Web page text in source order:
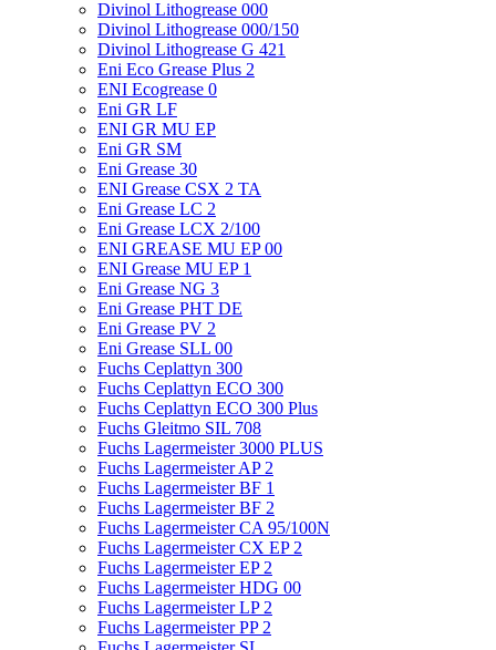
Divinol Lithogrease 000
Divinol Lithogrease 000/150
Divinol Lithogrease G 421
Eni Eco Grease Plus 2
ENI Ecogrease 0
Eni GR LF
ENI GR MU EP
Eni GR SM
Eni Grease 30
ENI Grease CSX 2 TA
Eni Grease LC 2
Eni Grease LCX 2/100
ENI GREASE MU EP 00
ENI Grease MU EP 1
Eni Grease NG 3
Eni Grease PHT DE
Eni Grease PV 2
Eni Grease SLL 00
Fuchs Ceplattyn 300
Fuchs Ceplattyn ECO 300
Fuchs Ceplattyn ECO 300 Plus
Fuchs Gleitmo SIL 708
Fuchs Lagermeister 3000 PLUS
Fuchs Lagermeister AP 2
Fuchs Lagermeister BF 1
Fuchs Lagermeister BF 2
Fuchs Lagermeister CA 95/100N
Fuchs Lagermeister CX EP 2
Fuchs Lagermeister EP 2
Fuchs Lagermeister HDG 00
Fuchs Lagermeister LP 2
Fuchs Lagermeister PP 2